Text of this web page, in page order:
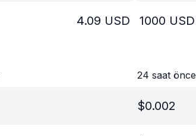
4.09 USD 1000 USD
24 saat önce
$0.002